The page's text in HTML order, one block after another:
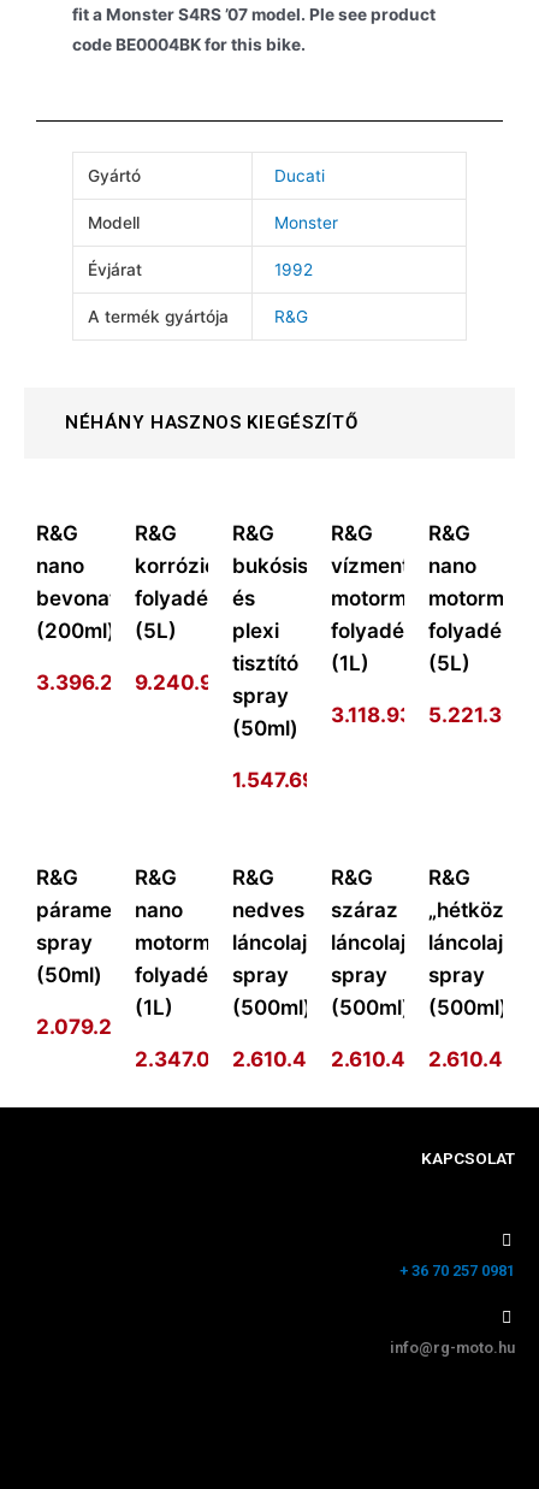
fit a Monster S4RS ’07 model. Ple see product
code BE0004BK for this bike.
Gyártó Ducati
Modell Monster
Évjárat 1992
A termék gyártója R&G
NÉHÁNY HASZNOS KIEGÉSZÍTŐ
R&G
nano
bevonat
(200ml)
3.396.273Ft
R&G
korrózióvédő
folyadék
(5L)
9.240.977
R&G
bukósisak
és
plexi
tisztító
spray
(50ml)
1.547.693
R&G
vízmentes
motormosó
folyadék
(1L)
3.118.938 Ft
R&G
nano
motormosó
folyadék
(5L)
5.221.301
R&G
páramentesítő
spray
(50ml)
2.079.292
R&G
nano
motormosó
folyadék
(1L)
2.347.014Ft
R&G
nedves
láncolajzó
spray
(500ml)
2.610.410 Ft
R&G
száraz
láncolajzó
spray
(500ml)
2.610.410 Ft
R&G
láncolajzó
spray
(500ml)
2.610.410
KAPCSOLAT
+ 36 70 257 0981
info@rg-moto.hu